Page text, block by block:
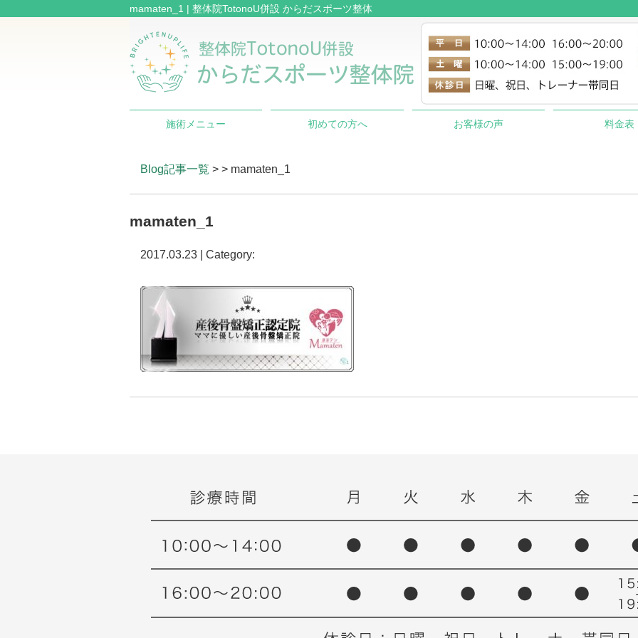
mamaten_1 | 整体院TotonoU併設 からだスポーツ整体
施術メニュー 初めての方へ お客様の声 料金表
Blog記事一覧 > > mamaten_1
mamaten_1
2017.03.23 | Category: